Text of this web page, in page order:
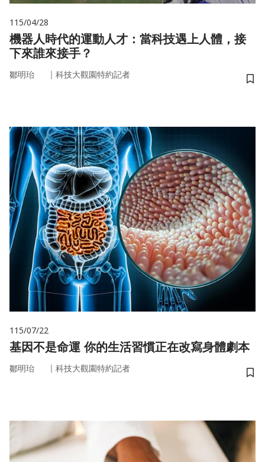
115/04/28
機器人時代的運動人才：當科技遇上人體，接
下來誰來接手？
鄒明珆 ｜ 科技大觀園特約記者
儲
115/07/22
基因不是命運 你的生活習慣正在改寫身體劇本
鄒明珆 ｜ 科技大觀園特約記者
儲